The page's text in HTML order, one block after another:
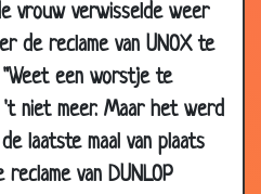
vrouw verwisselde weer
de reclame van UNOX te
een worstje te
't niet meer. Maar het werd
laatste maal van plaats
van DUNLOP
3.57
slecht